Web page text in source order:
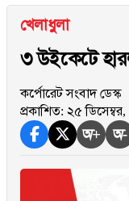
খেলাধুলা
৩ উইকেটে
কর্পোরেট সংবাদ ডেস্ক
প্রকাশিত: ২৫
অ+ অ-